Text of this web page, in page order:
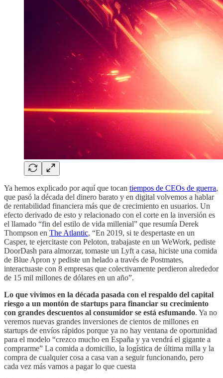
Ya hemos explicado por aquí que tocan tiempos de CEOs de guerra,
que pasó la década del dinero barato y en digital volvemos a hablar
de rentabilidad financiera más que de crecimiento en usuarios. Un
efecto derivado de esto y relacionado con el corte en la inversión es
el llamado “fin del estilo de vida millenial” que resumía Derek
Thompson en The Atlantic, “En 2019, si te despertaste en un
Casper, te ejercitaste con Peloton, trabajaste en un WeWork, pediste
DoorDash para almorzar, tomaste un Lyft a casa, hiciste una comida
de Blue Apron y pediste un helado a través de Postmates,
interactuaste con 8 empresas que colectivamente perdieron alrededor
de 15 mil millones de dólares en un año”.
Lo que vivimos en la década pasada con el respaldo del capital
riesgo a un montón de startups para financiar su crecimiento
con grandes descuentos al consumidor se está esfumando. Ya no
veremos nuevas grandes inversiones de cientos de millones en
startups de envíos rápidos porque ya no hay ventana de oportunidad
para el modelo “crezco mucho en España y ya vendrá el gigante a
comprarme” La comida a domicilio, la logística de última milla y la
compra de cualquier cosa a casa van a seguir funcionando, pero
cada vez más vamos a pagar lo que cuesta